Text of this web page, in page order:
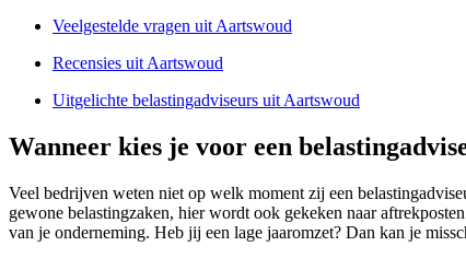
Veelgestelde vragen uit Aartswoud
Recensies uit Aartswoud
Uitgelichte belastingadviseurs uit Aartswoud
Wanneer kies je voor een
Veel bedrijven weten niet op welk moment zij een
gewone belastingzaken, hier wordt ook gekeken naar
van je onderneming. Heb jij een lage jaaromzet? Dan kan je